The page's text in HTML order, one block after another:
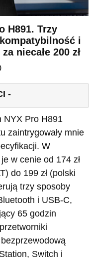
H891. Trzy
i
niecałe 200 zł
-
NYX Pro H891
zaintrygowały mnie
W
w cenie od 174 zł
do 199 zł (polski
trzy sposoby
i USB-C,
65 godzin
Switch i